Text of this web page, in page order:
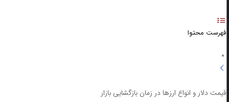
فهرست محتوا
قیمت دلار و انواع ارزها در زمان بازگشایی بازار